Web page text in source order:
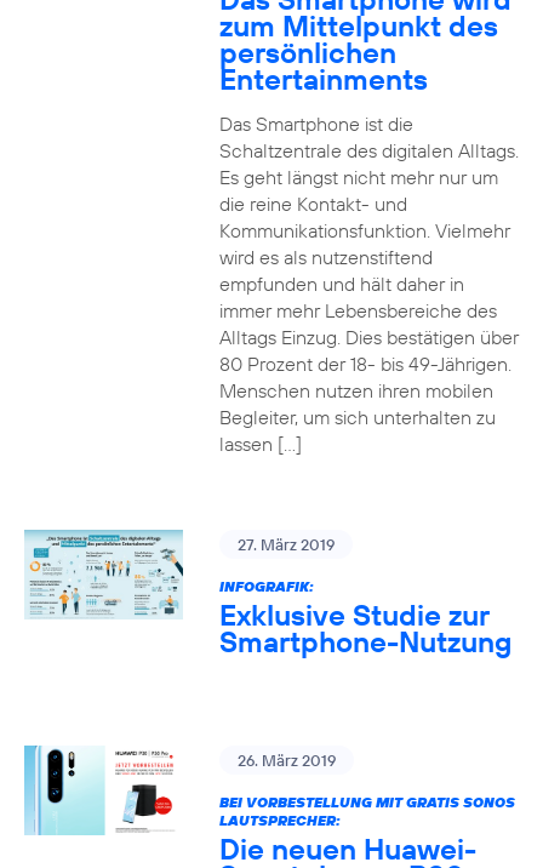
zum Mittelpunkt des
persönlichen
Entertainments
Das Smartphone ist die
Schaltzentrale des digitalen Alltags.
Es geht längst nicht mehr nur um
die reine Kontakt- und
Kommunikationsfunktion. Vielmehr
wird es als nutzenstiftend
empfunden und hält daher in
immer mehr Lebensbereiche des
Alltags Einzug. Dies bestätigen über
80 Prozent der 18- bis 49-Jährigen.
Menschen nutzen ihren mobilen
Begleiter, um sich unterhalten zu
lassen […]
27. März 2019
INFOGRAFIK:
Exklusive Studie zur
Smartphone-Nutzung
26. März 2019
BEI VORBESTELLUNG MIT GRATIS SONOS
LAUTSPRECHER:
Die neuen Huawei-